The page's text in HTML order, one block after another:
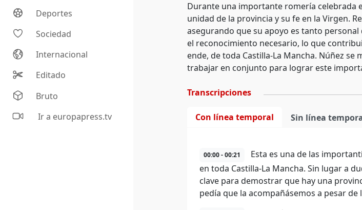
Deportes
Sociedad
Internacional
Editado
Bruto
Ir a europapress.tv
Durante una importante romería celebrada
unidad de la provincia y su fe en la Virgen.
asegurando que su apoyo es tanto
el reconocimiento necesario, lo que
ende, de toda Castilla-La Mancha. Núñez
trabajar en conjunto para lograr este
Transcripciones
Con línea temporal Sin línea
00:00 - 00:21
Esta es una de las
en toda Castilla-La Mancha. Sin lugar a
clave para demostrar que hay una
pedía que la acompañásemos a pesar